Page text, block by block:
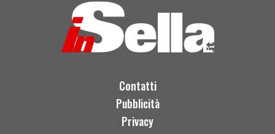
Contatti
Pubblicità
Privacy